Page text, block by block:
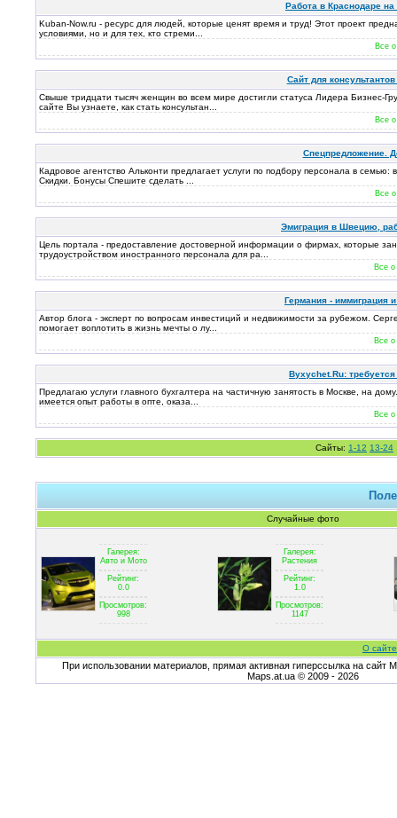
Работа в Краснодаре
Kuban-Now.ru - ресурс для людей, которые ценят время и труд! Этот проект
условиями, но и для тех, кто стреми...
Все
Сайт для
Свыше тридцати тысяч женщин во всем мире достигли статуса Лидера
сайте Вы узнаете, как стать консультан...
Все
Спецпредложение.
Кадровое агентство Альконти предлагает услуги по подбору персонала в
Скидки. Бонусы Спешите сделать ...
Все
Эмиграция в Швецию,
Цель портала - предоставление достоверной информации о фирмах, которые
трудоустройством иностранного персонала для ра...
Все
Германия - иммиграция
Автор блога - эксперт по вопросам инвестиций и недвижимости за рубежом.
помогает воплотить в жизнь мечты о лу...
Все
Byxychet.Ru: требуется
Предлагаю услуги главного бухгалтера на частичную занятость в Москве, на
имеется опыт работы в опте, оказа...
Все
Сайты: 1-12 13-24
Случайные фото
Галерея:
Авто и Мото
Рейтинг:
0.0
Просмотров:
998
Галерея:
Растения
Рейтинг:
1.0
Просмотров:
1147
О
При использовании материалов, прямая активная гиперссылка на сайт
Maps.at.ua © 2009 - 2026